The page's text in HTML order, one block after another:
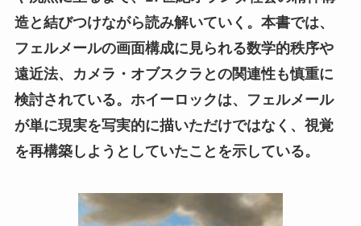
造と結びつけながら読み解いていく。本書では、
フェルメールの画面構成に見られる数学的秩序や
遠近法、カメラ・オブスクラとの関連性も慎重に
検討されている。ホイーロックは、フェルメール
が単に現実を写実的に描いただけではなく、視覚
を再構築しようとしていたことを示している。